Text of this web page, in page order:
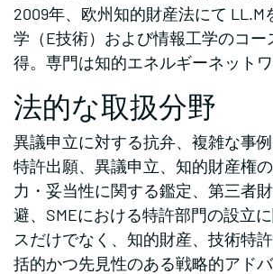
2009年、欧州知的財産法にて LL.M
学（E技術）および情報工学のコー
得。専門は知的エネルギーネットワ
法的な取扱分野
異議申立に対する抗弁、複雑な事
特許出願、異議申立、知的財産権
力・妥当性に関する鑑定、第三者
避、SMEにおける特許部門の設立
スだけでなく、知的財産、技術特
括的かつ先見性のある戦略的アドバ